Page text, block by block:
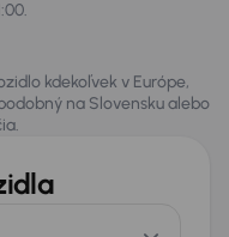
kdekoľvek v Európe,
na Slovensku alebo